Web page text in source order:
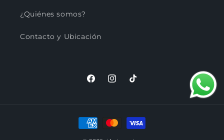
¿Quiénes somos?
Contacto y Ubicación
FacebookInstagram
TikTok
Formas
de